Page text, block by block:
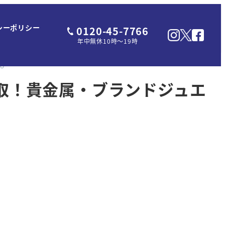
ポリシー 0120-45-7766
年中無休10時～19時
貴金属・ブランドジュエ